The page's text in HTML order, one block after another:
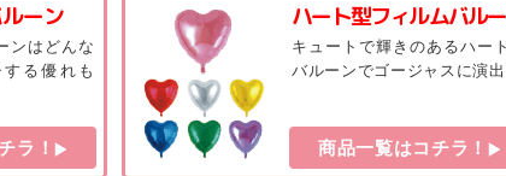
ーン
ンはどんな
る優れも
ラ！
ハート型フィルムバル
キュートで輝きのあるハー
バルーンでゴージャスに演出
商品一覧はコチラ！